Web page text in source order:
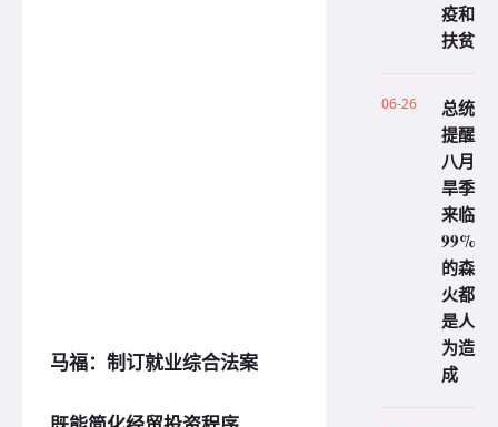
马福：制订就业综合法案
疫和
扶贫
06-26
总统
提醒
八月
旱季
来临
99%
的森
火都
是人
为造
成